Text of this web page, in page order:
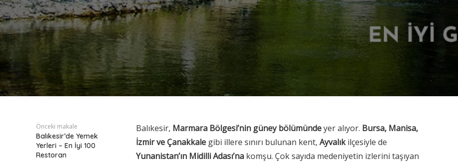
Önceki makale
Balıkesir’de Yemek
Yerleri – En İyi 100
Restoran
Balıkesir, Marmara Bölgesi’nin güney bölümündeyer alıyor. Bursa, Manisa,
İzmir ve Çanakkale gibi illere sınırı bulunan kent, Ayvalıkilçesiyle de
Yunanistan’ın Midilli Adası’na komşu. Çok sayıda medeniyetin izlerini taşıyan